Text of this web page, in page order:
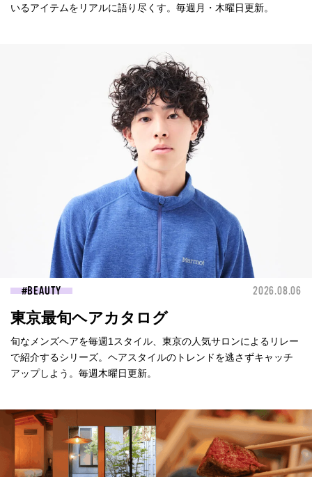
いるアイテムをリアルに語り尽くす。毎週月・木曜日更新。
BEAUTY 2026.08.06
東京最旬ヘアカタログ
旬なメンズヘアを毎週1スタイル、東京の人気サロンによるリレー
で紹介するシリーズ。ヘアスタイルのトレンドを逃さずキャッチ
アップしよう。毎週木曜日更新。